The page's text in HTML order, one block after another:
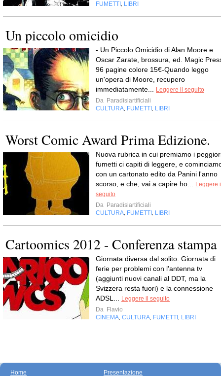
FUMETTI
LIBRI
Un piccolo omicidio
- Un Piccolo Omicidio di Alan Moore e
Oscar Zarate, brossura, ed. Magic
96 pagine colore 15€-Quando leggo
un'opera di Moore, recupero
immediatamente...
Leggere il seguito
Da Paradisiartificiali
CULTURA FUMETTI LIBRI
Worst Comic Award Prima Edizione.
Nuova rubrica in cui premiamo i
fumetti ci capiti di leggere, e
con un cartonato edito da Panini l'anno
scorso, e che, vai a capire ho...
Leggere
seguito
Da Paradisiartificiali
CULTURA FUMETTI LIBRI
Cartoomics 2012 - Conferenza stampa
Giornata diversa dal solito. Giornata di
ferie per problemi con l'antenna tv
(aggiunti nuovi canali al DDT, ma la
Svizzera resta fuori) e la connessione
ADSL...
Leggere il seguito
Da Flavio
CINEMA CULTURA FUMETTI LIBRI
Home Presentazione